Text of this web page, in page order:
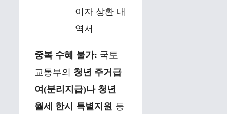
이자 상환 내
역서
중복 수혜 불가: 국토
교통부의 청년 주거급
여(분리지급)나 청년
월세 한시 특별지원 등